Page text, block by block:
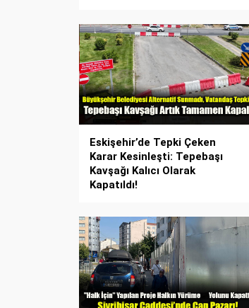
Eskişehir’de Tepki Çeken
Karar Kesinleşti: Tepebaşı
Kavşağı Kalıcı Olarak
Kapatıldı!